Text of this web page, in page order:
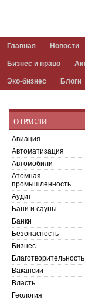
Главная Новости
Бизнес и право
Эко-бизнес Блоги
ОТРАСЛИ
Авиация
Автоматизация
Автомобили
Атомная
промышленность
Аудит
Бани и сауны
Банки
Безопасность
Бизнес
Благотворительность
Вакансии
Власть
Геология